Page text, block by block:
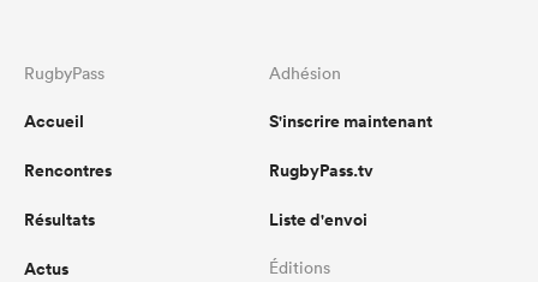
RugbyPass
Accueil
Rencontres
Résultats
Actus
Adhésion
S'inscrire maintenant
RugbyPass.tv
Liste d'envoi
Éditions